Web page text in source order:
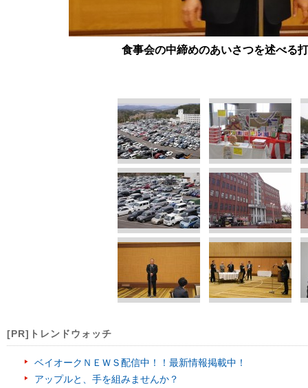
食事会の中締めのあいさつを述べる
[PR]トレンドウォッチ
ベイオークＮＥＷＳ配信中！！最新情報掲載中！
アップルと、手を組みませんか？